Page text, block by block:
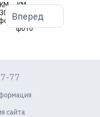
Вперед
77
сайта